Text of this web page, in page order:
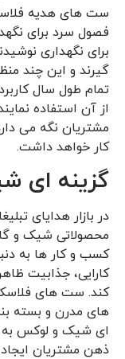
ست ‌های هدیه فلاسک
فصول سرد برای
برای نگهداری
گیرند و این چند
تمام طول سال
از آن استفاده
مشتریان نگه می‌
کار خواهد داشت.
گزینه ‌ای
در بازار هدایای
محصولاتی شیک و
کسب ‌و کار ها به
کارایی، جذابیت
کند. ست ‌های فلاسک
‌های مدرن و بسته‌
‌ای شیک و لوکس به
ذهن مشتریان ایجاد